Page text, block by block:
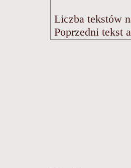
Liczba tekstów
Poprzedni tekst